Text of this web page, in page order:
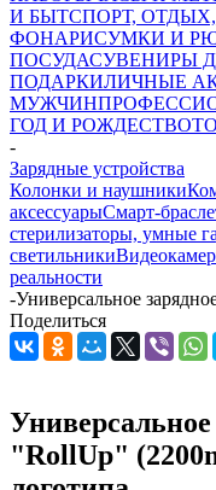
И БЫТСПОРТ,
ФОНАРИСУМКИ И
ПОСУДАСУВЕНИРЫ
ПОДАРКИЛИЧНЫЕ
МУЖЧИН
ГОД И РОЖДЕСТВО
-
Зарядные устройства
Колонки и наушники
аксессуарыСмарт-
стерилизаторы, умные
светильники
реальности
-Универсальное
Поделиться
Универсальное
"RollUp"